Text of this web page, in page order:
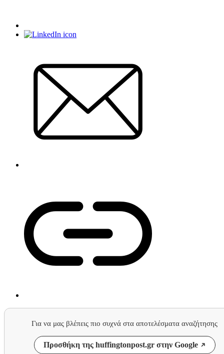
Για να μας βλέπεις πιο συχνά στα αποτελέσματα αναζήτησης
Προσθήκη της huffingtonpost.gr στην Google